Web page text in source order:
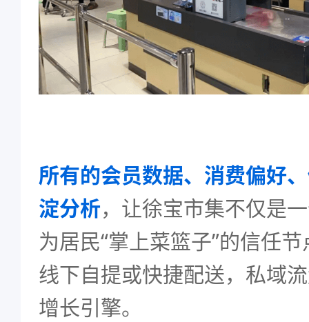
所有的会员数据、消费偏好
淀分析，让徐宝市集不仅是
为居民“掌上菜篮子”的信任
线下自提或快捷配送，私域
增长引擎。